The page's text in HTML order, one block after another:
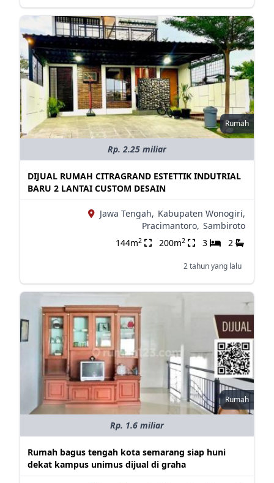
Rumah
Rp. 2.25 miliar
DIJUAL RUMAH CITRAGRAND ESTETTIK INDUTRIAL
BARU 2 LANTAI CUSTOM DESAIN
Jawa Tengah, Kabupaten Wonogiri,
Pracimantoro, Sambiroto
144m2 200m2 3 2
2 tahun yang lalu
Rumah
Rp. 1.6 miliar
Rumah bagus tengah kota semarang siap huni
dekat kampus unimus dijual di graha